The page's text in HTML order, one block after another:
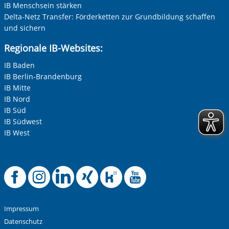
IB Menschsein stärken
Delta-Netz Transfer: Förderketten zur Grundbildung schaffen
und sichern
Regionale IB-Websites:
IB Baden
IB Berlin-Brandenburg
IB Mitte
IB Nord
IB Süd
IB Südwest
IB West
Offizielle
Offizielle
Offizielle
Offizielle
Offizielle
Impressum
Datenschutz